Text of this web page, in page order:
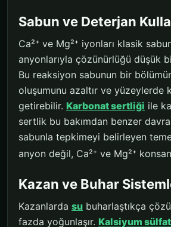
Sabun ve Deterjan
Ca²⁺ ve Mg²⁺ iyonları klasik
anyonlarıyla çözünürlüğü düşük
Bu reaksiyon sabunun bir
oluşumunu azaltır ve yüzeylerde
getirebilir. Karbonat sertliği ile
sertlik bu bakımdan benzer
sabunla tepkimeyi belirleyen
anyon değil, Ca²⁺ ve Mg²⁺
Kazan ve Buhar
Kazanlarda su buharlaştıkça
fazda yoğunlaşır. Kalsiyum sülfat